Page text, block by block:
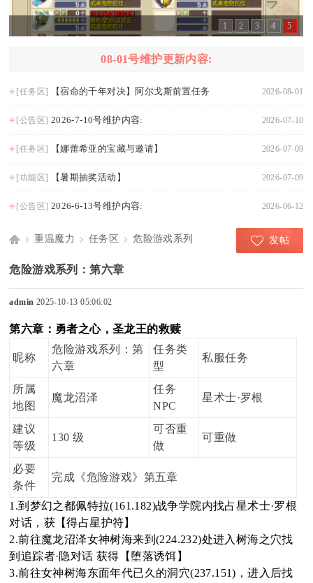
1 2 3 4 5
08-01号维护更新内容:
[任务区] 【宿命的千年对决】阿尔戈斯前置任务 2026-08-01
[公告区] 2026-7-10号维护内容: 2026-07-10
[任务区] 【娜蕾希亚的宝藏与邀请】 2026-07-09
[功能区] 【暑期抽奖活动】 2026-07-09
[公告区] 2026-6-13号维护内容: 2026-06-12
Di
sc
uz
!
B
›
重温魔力
›
任务区
›
危险游戏系列 发帖
危险游戏系列：第六章
admin 2025-10-13 05:06:02
第六章：勇者之心，圣龙王的救赎
昵称
危险游戏系列：第
六章
任务类
型
私服任务
所属
地图
魔龙沼泽
任务
NPC
星术士·罗根
建议
等级
130 级
可否重
做
可重做
必要
条件
完成《危险游戏》第五章
1.到梦幻之都佩特拉(161.182)战争学院内找占星术士·罗根
对话，获【得占星护符】
2.前往魔龙沼泽女神树海来到(224.232)处进入树海之穴找
到追踪者·隐对话 获得【堕落诱饵】
3.前往女神树海东面年代已久的洞穴(237.151)，进入后找